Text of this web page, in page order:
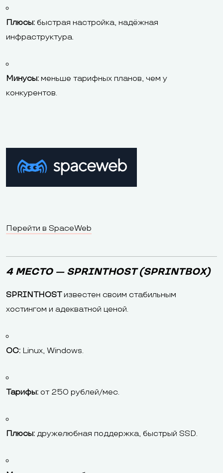
Плюсы: быстрая настройка, надёжная
инфраструктура.
Минусы: меньше тарифных планов, чем у
конкурентов.
Перейти в SpaceWeb
4 МЕСТО — SPRINTHOST (SPRINTBOX)
SPRINTHOSTизвестен своим стабильным
хостингом и адекватной ценой.
ОС: Linux, Windows.
Тарифы: от 250 рублей/мес.
Плюсы: дружелюбная поддержка, быстрый SSD.